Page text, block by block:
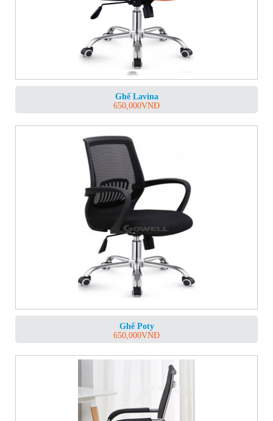
Ghế Lavina
650,000VNĐ
Ghế Poty
650,000VNĐ